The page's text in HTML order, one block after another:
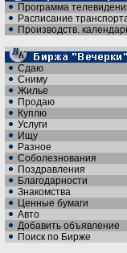
Программа
Расписание
Производств.
Сдаю
Сниму
Жилье
Продаю
Куплю
Услуги
Ищу
Разное
Соболезнования
Поздравления
Благодарности
Знакомства
Ценные бумаги
Авто
Добавить объявление
Поиск по Бирже